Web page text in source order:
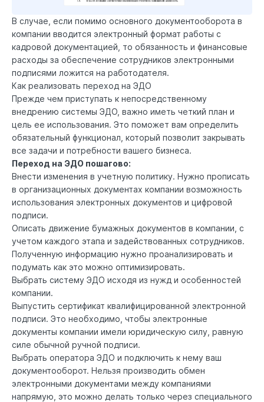
В случае, если помимо основного документооборота в
компании вводится электронный формат работы с
кадровой документацией, то обязанность и финансовые
расходы за обеспечение сотрудников электронными
подписями ложится на работодателя.
Как реализовать переход на ЭДО
Прежде чем приступать к непосредственному
внедрению системы ЭДО, важно иметь четкий план и
цель ее использования. Это поможет вам определить
обязательный функционал, который позволит закрывать
все задачи и потребности вашего бизнеса.
Переход на ЭДО пошагово:
Внести изменения в учетную политику. Нужно прописать
в организационных документах компании возможность
использования электронных документов и цифровой
подписи.
Описать движение бумажных документов в компании, с
учетом каждого этапа и задействованных сотрудников.
Полученную информацию нужно проанализировать и
подумать как это можно оптимизировать.
Выбрать систему ЭДО исходя из нужд и особенностей
компании.
Выпустить сертификат квалифицированной электронной
подписи. Это необходимо, чтобы электронные
документы компании имели юридическую силу, равную
силе обычной ручной подписи.
Выбрать оператора ЭДО и подключить к нему ваш
документооборот. Нельзя производить обмен
электронными документами между компаниями
напрямую, это можно делать только через специального